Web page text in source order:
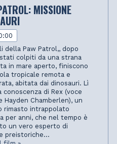
MISSIONE
della Paw Patrol,, dopo
colpiti da una strana
in mare aperto, finiscono
tropicale remota e
abitata dai dinosauri. Lì
conoscenza di Rex (voce
Hayden Chamberlen), un
rimasto intrappolato
per anni, che nel tempo è
un vero esperto di
preistoriche...